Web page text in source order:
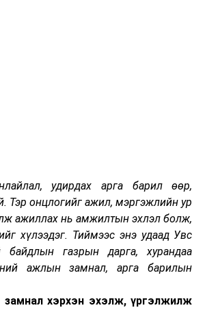
13 хэм хүйтэн
төлбөр хувьдаа завшсан албан
хэргийг шүүхэд шилжүүлэх
шилжүүлэв
удирдах арга барил өөр,
Тэр онцлогийг ажил, мэргэжлийн ур
ажиллах нь амжилтын эхлэл болж,
хүлээдэг. Тиймээс энэ удаад Увс
байдлын газрын дарга, хурандаа
ажлын замнал, арга барилын
хэрхэн эхэлж, үргэлжилж